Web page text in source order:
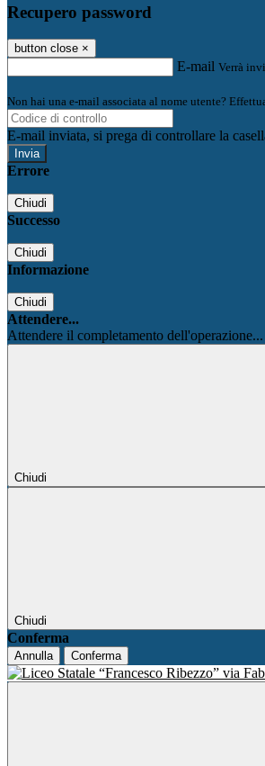
Recupero password
button close ×
E-mail Verrà
Non hai una e-mail associata al nome utente?
E-mail inviata, si prega di controllare la
Errore
Chiudi
Successo
Chiudi
Informazione
Chiudi
Attendere...
Attendere il completamento dell'operazione...
Chiudi
Chiudi
Conferma
Annulla Conferma
via